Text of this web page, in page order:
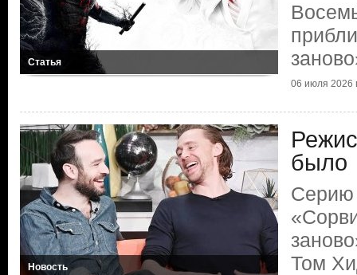
Статья
06 июля 2026
Новость
было
Серию
Том